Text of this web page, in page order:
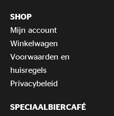
SHOP
Mijn account
Winkelwagen
Voorwaarden en
huisregels
Privacybeleid
SPECIAALBIERCAFÉ